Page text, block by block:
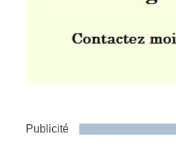
Publicité